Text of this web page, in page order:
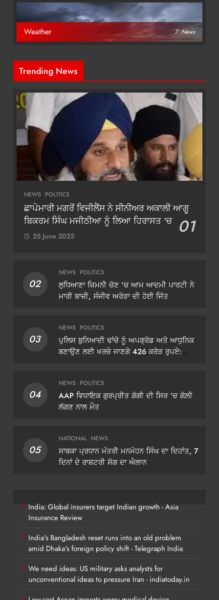
Weather 7 News
Trending News
NEWS POLITICS
ਛਾਪੇਮਾਰੀ ਮਗਰੋਂ ਵਿਜੀਲੈਂਸ ਨੇ ਸੀਨੀਅਰ ਅਕਾਲੀ ਆਗੂ
ਬਿਕਰਮ ਸਿੰਘ ਮਜੀਠੀਆ ਨੂੰ ਲਿਆ ਹਿਰਾਸਤ ‘ਚ 01
25 June 2025
02
NEWS POLITICS
ਲੁਧਿਆਣਾ ਜ਼ਿਮਨੀ ਚੋਣ ‘ਚ ਆਮ ਆਦਮੀ ਪਾਰਟੀ ਨੇ
ਮਾਰੀ ਬਾਜ਼ੀ, ਸੰਜੀਵ ਅਰੋੜਾ ਦੀ ਹੋਈ ਜਿੱਤ
03
NEWS POLITICS
ਪੁਲਿਸ ਬੁਨਿਆਦੀ ਢਾਂਚੇ ਨੂੰ ਅਪਗ੍ਰੇਡ ਅਤੇ ਆਧੁਨਿਕ
ਬਣਾਉਣ ਲਈ ਖਰਚੇ ਜਾਣਗੇ 426 ਕਰੋੜ ਰੁਪਏ:
04
NEWS POLITICS
AAP ਵਿਧਾਇਕ ਗੁਰਪ੍ਰੀਤ ਗੋਗੀ ਦੀ ਸਿਰ ‘ਚ ਗੋਲ਼ੀ
ਲੱਗਣ ਨਾਲ ਮੌਤ
05
NATIONAL NEWS
ਸਾਬਕਾ ਪ੍ਰਧਾਨ ਮੰਤਰੀ ਮਨਮੋਹਨ ਸਿੰਘ ਦਾ ਦਿਹਾਂਤ, 7
ਦਿਨਾਂ ਦੇ ਰਾਸ਼ਟਰੀ ਸੋਗ ਦਾ ਐਲਾਨ
India: Global insurers target Indian growth - Asia
Insurance Review
India's Bangladesh reset runs into an old problem
amid Dhaka's foreign policy shift - Telegraph India
We need ideas: US military asks analysts for
unconventional ideas to pressure Iran - indiatoday.in